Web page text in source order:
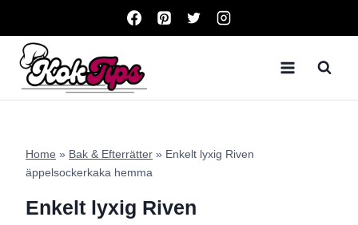
content
Home » Bak & Efterrätter » Enkelt lyxig Riven
äppelsockerkaka hemma
Enkelt lyxig Riven